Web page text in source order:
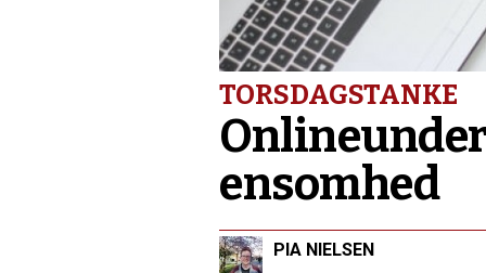
TORSDAGSTANKE
ensomhed
PIA NIELSEN